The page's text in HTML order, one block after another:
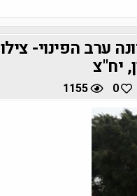
ערב הפינוי-
יח"צ
0
1155